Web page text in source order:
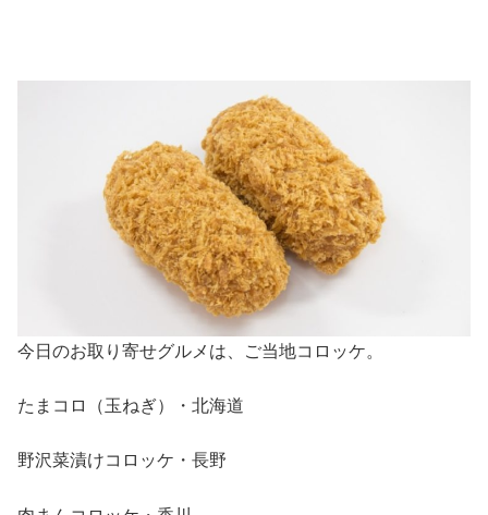
今日のお取り寄せグルメは、ご当地コロッケ。
たまコロ（玉ねぎ）・北海道
野沢菜漬けコロッケ・長野